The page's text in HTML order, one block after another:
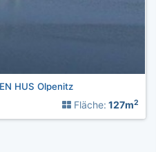
HUS Olpenitz
Fläche: 127m2